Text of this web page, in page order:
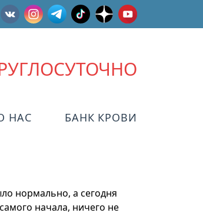
НАС БАНК КРОВИ
нормально, а сегодня
начала, ничего не